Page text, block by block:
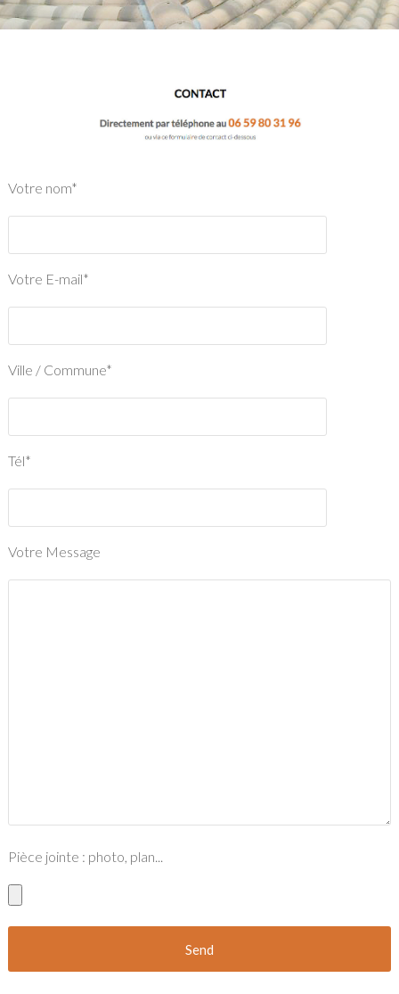
Votre nom*
Votre E-mail*
Ville / Commune*
Tél*
Votre Message
Pièce jointe : photo, plan...